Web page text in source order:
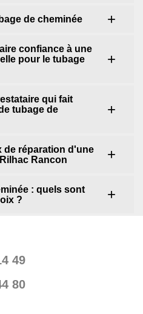
de cheminée
confiance à une
pour le tubage
qui fait
tubage de
de réparation d'une
Rancon
: quels sont
?
49
80